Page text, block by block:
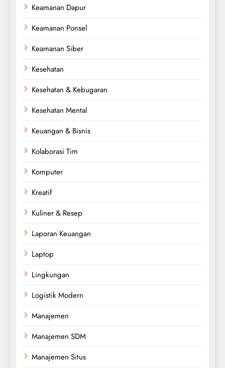
Keamanan Dapur
Keamanan Ponsel
Keamanan Siber
Kesehatan
Kesehatan & Kebugaran
Kesehatan Mental
Keuangan & Bisnis
Kolaborasi Tim
Komputer
Kreatif
Kuliner & Resep
Laporan Keuangan
Laptop
Lingkungan
Logistik Modern
Manajemen
Manajemen SDM
Manajemen Situs